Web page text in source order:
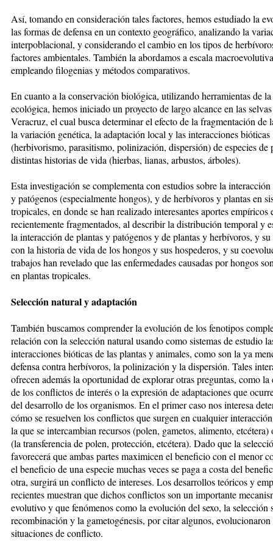
Así, tomando en consideración tales factores, hemos estudiado la
las formas de defensa en un contexto geográfico, analizando la
interpoblacional, y considerando el cambio en los tipos de
factores ambientales. También la abordamos a escala
empleando filogenias y métodos comparativos.
En cuanto a la conservación biológica, utilizando herramientas de
ecológica, hemos iniciado un proyecto de largo alcance en las
Veracruz, el cual busca determinar el efecto de la fragmentación de
la variación genética, la adaptación local y las interacciones bióticas
(herbivorismo, parasitismo, polinización, dispersión) de especies de
distintas historias de vida (hierbas, lianas, arbustos, árboles).
Esta investigación se complementa con estudios sobre la interacción
y patógenos (especialmente hongos), y de herbívoros y plantas en
tropicales, en donde se han realizado interesantes aportes empíricos
recientemente fragmentados, al describir la distribución temporal y
la interacción de plantas y patógenos y de plantas y herbívoros, y
con la historia de vida de los hongos y sus hospederos, y su
trabajos han revelado que las enfermedades causadas por hongos
en plantas tropicales.
Selección natural y adaptación
También buscamos comprender la evolución de los fenotipos
relación con la selección natural usando como sistemas de estudio
interacciones bióticas de las plantas y animales, como son la ya
defensa contra herbívoros, la polinización y la dispersión. Tales
ofrecen además la oportunidad de explorar otras preguntas, como
de los conflictos de interés o la expresión de adaptaciones que
del desarrollo de los organismos. En el primer caso nos interesa
cómo se resuelven los conflictos que surgen en cualquier
la que se intercambian recursos (polen, gametos, alimento, etcétera)
(la transferencia de polen, protección, etcétera). Dado que la
favorecerá que ambas partes maximicen el beneficio con el menor
el beneficio de una especie muchas veces se paga a costa del
otra, surgirá un conflicto de intereses. Los desarrollos teóricos y
recientes muestran que dichos conflictos son un importante
evolutivo y que fenómenos como la evolución del sexo, la selección
recombinación y la gametogénesis, por citar algunos,
situaciones de conflicto.